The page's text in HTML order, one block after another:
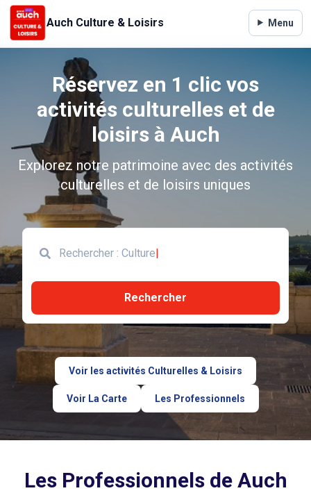
Auch Culture & Loisirs Menu
Réservez en 1 clic vos
activités culturelles et de
loisirs à Auch
Explorez notre patrimoine avec des activités
culturelles et de loisirs uniques
Rechercher : Loisir
Rechercher
Voir les activités Culturelles & Loisirs
Voir La Carte Les Professionnels
Les Professionnels de Auch